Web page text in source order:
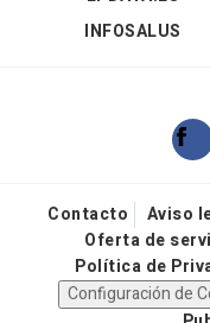
INFOSALUS
Contacto Aviso
Oferta de
Política de
Configuración de